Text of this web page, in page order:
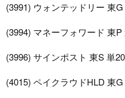
(3991) ウォンテッドリー 東
(3994) マネーフォワード 東
(3996) サインポスト 東S 単
(4015) ペイクラウドHLD 東